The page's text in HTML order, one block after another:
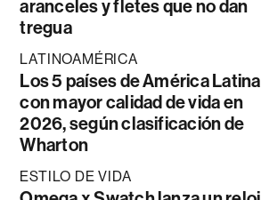
aranceles y fletes que no dan
tregua
LATINOAMÉRICA
Los 5 países de América Latina
con mayor calidad de vida en
2026, según clasificación de
Wharton
ESTILO DE VIDA